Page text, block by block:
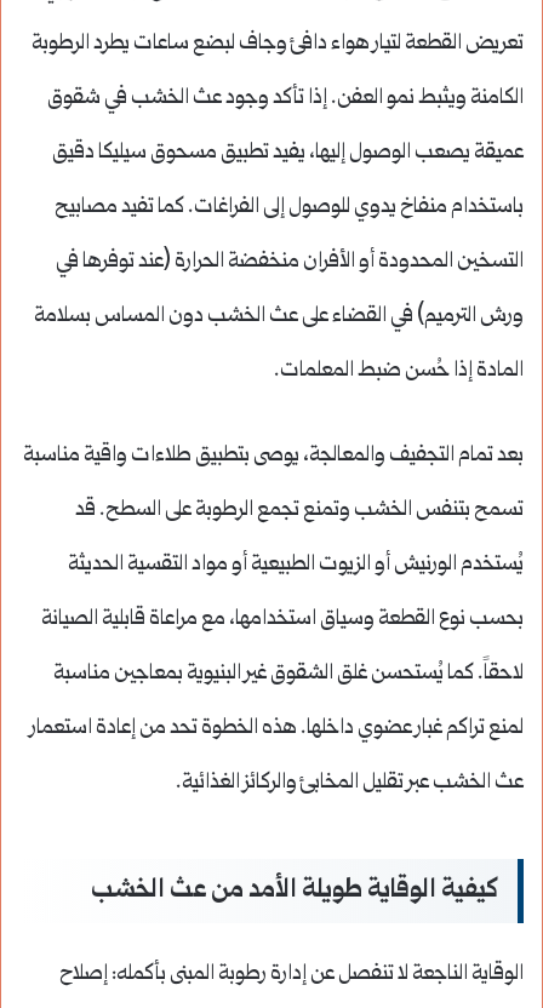
تعريض القطعة لتيار هواء دافئ وجاف لبضع ساعات يطرد الرطوبة
الكامنة ويثبط نمو العفن. إذا تأكد وجود عث الخشب في شقوق
عميقة يصعب الوصول إليها، يفيد تطبيق مسحوق سيليكا دقيق
باستخدام منفاخ يدوي للوصول إلى الفراغات. كما تفيد مصابيح
التسخين المحدودة أو الأفران منخفضة الحرارة (عند توفرها في
ورش الترميم) في القضاء على عث الخشب دون المساس بسلامة
المادة إذا حُسن ضبط المعلمات.
بعد تمام التجفيف والمعالجة، يوصى بتطبيق طلاءات واقية مناسبة
تسمح بتنفس الخشب وتمنع تجمع الرطوبة على السطح. قد
يُستخدم الورنيش أو الزيوت الطبيعية أو مواد التقسية الحديثة
بحسب نوع القطعة وسياق استخدامها، مع مراعاة قابلية الصيانة
لاحقاً. كما يُستحسن غلق الشقوق غير البنيوية بمعاجين مناسبة
لمنع تراكم غبار عضوي داخلها. هذه الخطوة تحد من إعادة استعمار
عث الخشب عبر تقليل المخابئ والركائز الغذائية.
كيفية الوقاية طويلة الأمد من عث الخشب
الوقاية الناجعة لا تنفصل عن إدارة رطوبة المبنى بأكمله: إصلاح